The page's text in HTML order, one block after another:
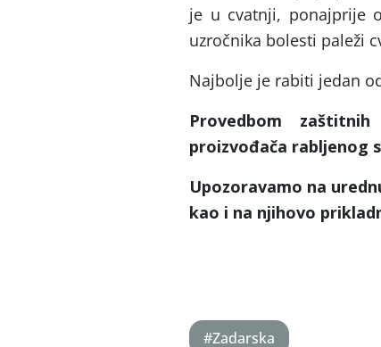
je u cvatnji, ponajprije
uzročnika bolesti paleži
Najbolje je rabiti jedan
Provedbom
proizvođača rabljenog
Upozoravamo na
kao i na njihovo
#Zadarska